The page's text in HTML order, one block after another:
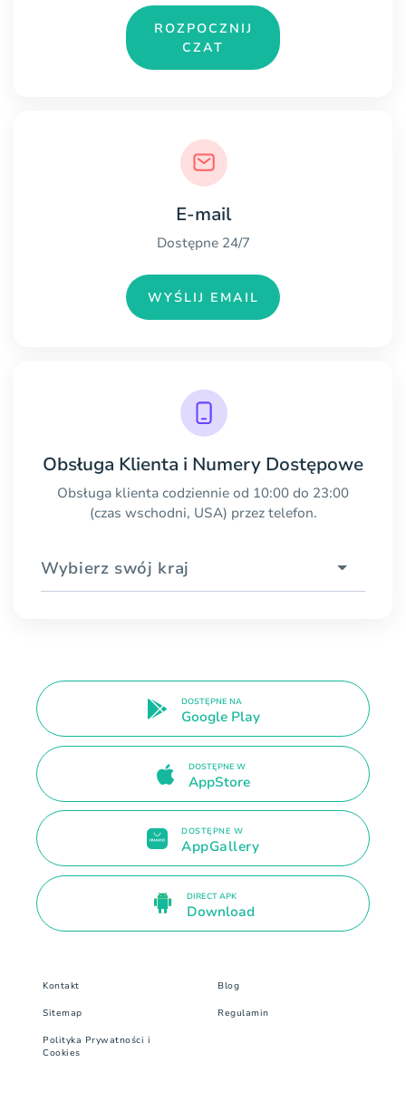
ROZPOCZNIJ
CZAT
E-mail
Dostępne 24/7
WYŚLIJ EMAIL
Obsługa Klienta i Numery Dostępowe
Obsługa klienta codziennie od 10:00 do 23:00
(czas wschodni, USA) przez telefon.
Wybierz swój kraj
DOSTĘPNE NA
Google Play
DOSTĘPNE W
AppStore
DOSTĘPNE W
AppGallery
DIRECT APK
Download
Kontakt Blog
Sitemap Regulamin
Polityka Prywatności i
Cookies